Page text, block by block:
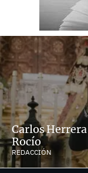
Carlos
Rocío
REDACCIÓN